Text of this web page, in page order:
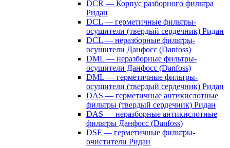
DCR — Корпус разборного фильтра
Ридан
DCL — герметичные фильтры-
осушители (твердый сердечник) Ридан
DCL — неразборные фильтры-
осушители Данфосс (Danfoss)
DML — неразборные фильтры-
осушители Данфосс (Danfoss)
DML — герметичные фильтры-
осушители (твердый сердечник) Ридан
DAS — герметичные антикислотные
фильтры (твердый сердечник) Ридан
DAS — неразборные антикислотные
фильтры Данфосс (Danfoss)
DSF — герметичные фильтры-
очистители Ридан